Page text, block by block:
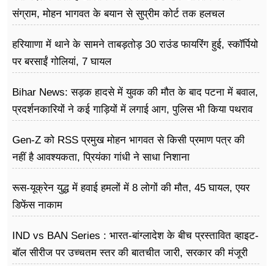
संग्राम, मोहन भागवत के बयान से सुप्रीम कोर्ट तक हलचल
हरियााणा में थाने के सामने ताबड़तोड़ 30 राउंड फायरिंग हुई, स्कॉर्पियो
पर बरसाईं गोलियां, 7 घायल
Bihar News: सड़क हादसे में युवक की मौत के बाद पटना में बवाल,
प्रदर्शनकारियों ने कई गाड़ियों में लगाई आग, पुलिस भी किया पथराव
Gen-Z को RSS प्रमुख मोहन भागवत से किसी प्रमाण पत्र की
नहीं है आवश्यकता, प्रियंका गांधी ने साधा निशाना
रूस-यूक्रेन युद्ध में हवाई हमलों में 8 लोगों की मौत, 45 घायल, एयर
डिफेंस नाकाम
IND vs BAN Series : भारत-बांग्लादेश के बीच प्रस्तावित व्हाइट-
बॉल सीरीज पर उच्चतम स्तर की बातचीत जारी, सरकार की मंजूरी